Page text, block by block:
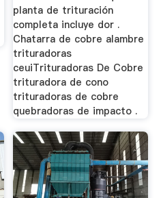
planta de trituración
completa incluye dor .
Chatarra de cobre alambre
trituradoras
ceuiTrituradoras De Cobre
trituradora de cono
trituradoras de cobre
quebradoras de impacto .